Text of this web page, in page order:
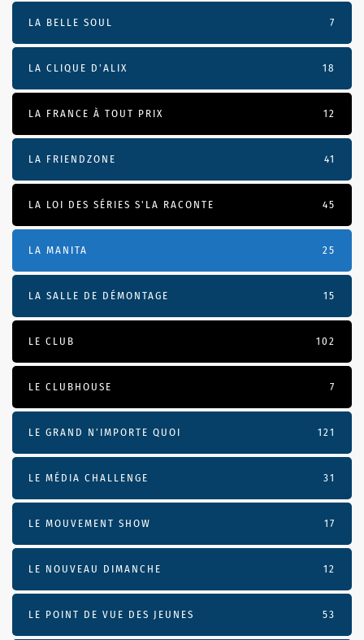
LA BELLE SOUL 7
LA CLIQUE D'ALIX 18
LA FRANCE À TOUT PRIX 12
LA FRIENDZONE 41
LA LOI DES SÉRIES S'LA RACONTE 45
LA MANITA 25
LA SALLE DE DÉMONTAGE 15
LE CLUB 102
LE CLUBHOUSE 7
LE GRAND N’IMPORTE QUOI 121
LE MÉDIA CHALLENGE 31
LE MOUVEMENT SHOW 17
LE NOUVEAU DIMANCHE 12
LE POINT DE VUE DES JEUNES 53